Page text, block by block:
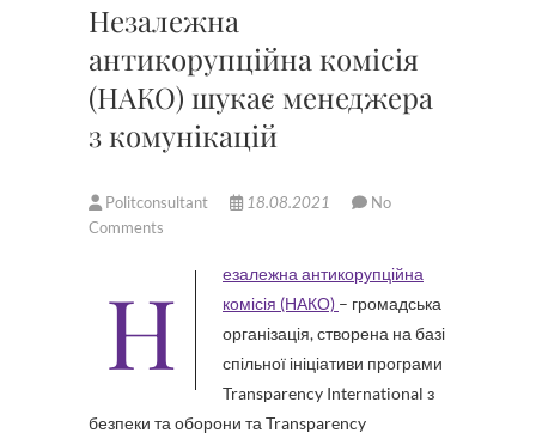
Незалежна
антикорупційна комісія
(НАКО) шукає менеджера
з комунікацій
Politconsultant 18.08.2021
No
Comments
Незалежна антикорупційна комісія (НАКО) – громадська
організація, створена на базі
спільної ініціативи програми
Transparency International з
безпеки та оборони та Transparency